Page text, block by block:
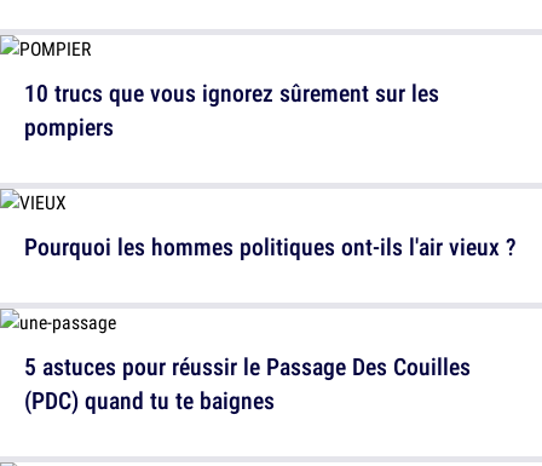
10 trucs que vous ignorez sûrement sur les
pompiers
5 astuces pour réussir le Passage Des Couilles
(PDC) quand tu te baignes
Pourquoi les hommes politiques ont-ils l'air vieux ?